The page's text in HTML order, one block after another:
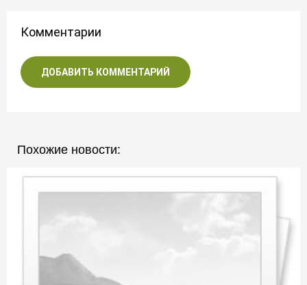
Комментарии
ДОБАВИТЬ КОММЕНТАРИЙ
Похожие новости: